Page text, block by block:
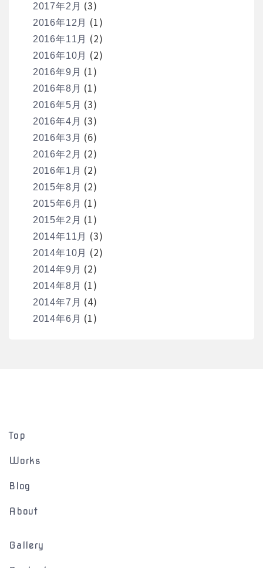
2017年2月 (3)
2016年12月 (1)
2016年11月 (2)
2016年10月 (2)
2016年9月 (1)
2016年8月 (1)
2016年5月 (3)
2016年4月 (3)
2016年3月 (6)
2016年2月 (2)
2016年1月 (2)
2015年8月 (2)
2015年6月 (1)
2015年2月 (1)
2014年11月 (3)
2014年10月 (2)
2014年9月 (2)
2014年8月 (1)
2014年7月 (4)
2014年6月 (1)
Top
Works
Blog
About
Gallery